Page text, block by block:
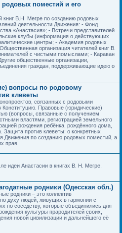
поместий и его
книг В.Н. Мегре по созданию родовых
деятельности Движения: - Фонд
«Анастасия»; - Встречи представителей
клубы (информация о действующих
центры; - Академия родовых
организация читателей книг В.
с чистыми помыслами; - Караван
общественные организации,
граждан, поддерживающие идею о
вопросы по родовому
клеветы
связанных с родовыми
Правовые (юридические)
(вопросы, связанные с получением
властями, регистрацией земельного
рождения ребёнка, рождённого дома,
Защита против клеветы: о конкретных
Движения по созданию родовых поместий, а
прав.
идеи Анастасии в книгах В. Н. Мегре.
родники (Одесская обл.)
родники – это коллектив
духу людей, живущих в гармонии с
по соседству, которые объединились для
культуры прародителей своих,
новой цивилизации и дальнейшего её